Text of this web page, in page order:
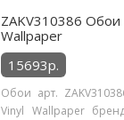
ZAKV310386 Обои
Wallpaper
15693р.
Обои арт.
Vinyl Wallpaper